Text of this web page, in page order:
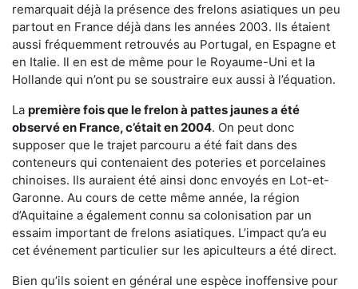
remarquait déjà la présence des frelons asiatiques un peu
partout en France déjà dans les années 2003. Ils étaient
aussi fréquemment retrouvés au Portugal, en Espagne et
en Italie. Il en est de même pour le Royaume-Uni et la
Hollande qui n’ont pu se soustraire eux aussi à l’équation.
La première fois que le frelon à pattes jaunes a été
observé en France, c’était en 2004. On peut donc
supposer que le trajet parcouru a été fait dans des
conteneurs qui contenaient des poteries et porcelaines
chinoises. Ils auraient été ainsi donc envoyés en Lot-et-
Garonne. Au cours de cette même année, la région
d’Aquitaine a également connu sa colonisation par un
essaim important de frelons asiatiques. L’impact qu’a eu
cet événement particulier sur les apiculteurs a été direct.
Bien qu’ils soient en général une espèce inoffensive pour